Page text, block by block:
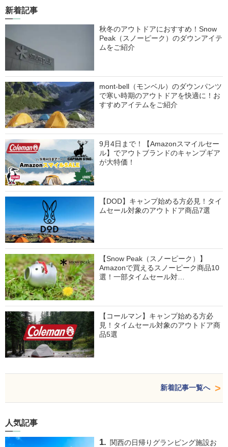
新着記事
秋冬のアウトドアにおすすめ！Snow
Peak（スノーピーク）のダウンアイテ
ムをご紹介
mont-bell（モンベル）のダウンパンツ
で寒い時期のアウトドアを快適に！お
すすめアイテムをご紹介
9月4日まで！【Amazonスマイルセー
ル】でアウトブランドのキャンプギア
が大特価！
【DOD】キャンプ始める方必見！タイ
ムセール対象のアウトドア商品7選
【Snow Peak（スノーピーク）】
Amazonで買えるスノーピーク商品10
選！一部タイムセール対…
【コールマン】キャンプ始める方必
見！タイムセール対象のアウトドア商
品5選
新着記事一覧へ
人気記事
関西の日帰りグランピング施設お